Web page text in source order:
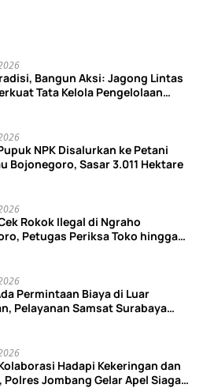
Bangun Aksi: Jagong Lintas
Tata Kelola Pengelolaan
NPK Disalurkan ke Petani
Bojonegoro, Sasar 3.011 Hektare
Rokok Ilegal di Ngraho
Petugas Periksa Toko hingga
Permintaan Biaya di Luar
Pelayanan Samsat Surabaya
Hadapi Kekeringan dan
Polres Jombang Gelar Apel Siaga